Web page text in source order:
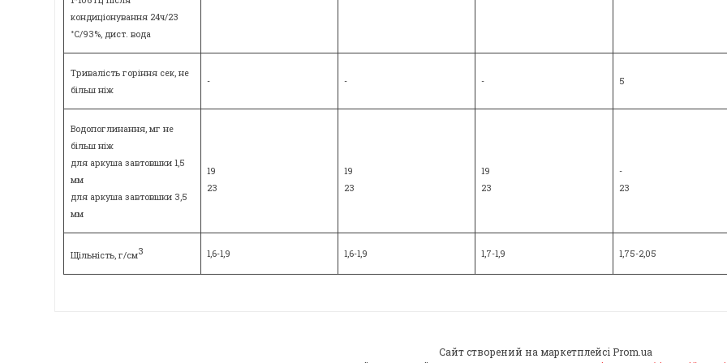
кондиціонування 24ч/23
°C/93%, дист. вода
Тривалість горіння сек, не
більш ніж
- - - 5
Водопоглинання, мг не
більш ніж
для аркуша завтовшки 1,5
мм
для аркуша завтовшки 3,5
мм
19
23
19
23
19
23
-
23
Щільність, г/см3 1,6-1,9 1,6-1,9 1,7-1,9 1,75-2,05
Сайт створений на маркетплейсі Prom.ua